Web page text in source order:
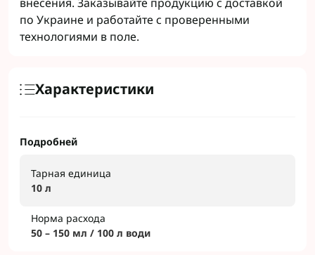
по Украине и работайте с проверенными
технологиями в поле.
Характеристики
Подробней
Тарная единица
10 л
Норма расхода
50 – 150 мл / 100 л води